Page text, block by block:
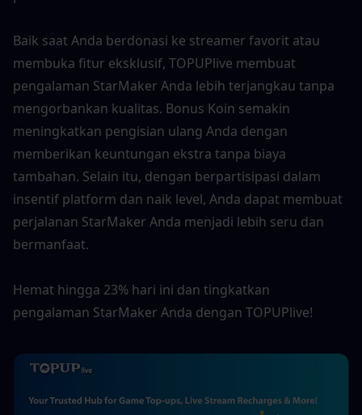
Baik saat Anda berdonasi ke streamer favorit atau
membuka fitur eksklusif, TOPUPlive membuat
pengalaman StarMaker Anda lebih terjangkau tanpa
mengorbankan kualitas. Bonus Koin semakin
meningkatkan pengisian ulang Anda dengan
memberikan keuntungan ekstra tanpa biaya
tambahan. Selain itu, dengan berpartisipasi dalam
insentif platform dan naik level, Anda dapat membuat
perjalanan StarMaker Anda menjadi lebih seru dan
bermanfaat.
Hemat hingga 23% hari ini dan tingkatkan
pengalaman StarMaker Anda dengan TOPUPlive!